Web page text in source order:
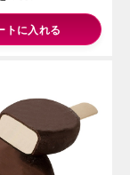
トに入れる